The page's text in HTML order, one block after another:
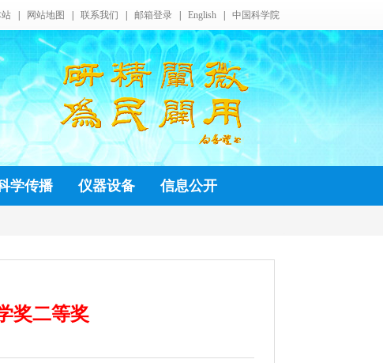
网站地图 联系我们 邮箱登录 English 中国科学院
学传播 仪器设备 信息公开
奖二等奖